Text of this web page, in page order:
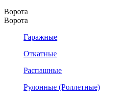
Ворота
Ворота
Гаражные
Откатные
Распашные
Рулонные (Роллетные)